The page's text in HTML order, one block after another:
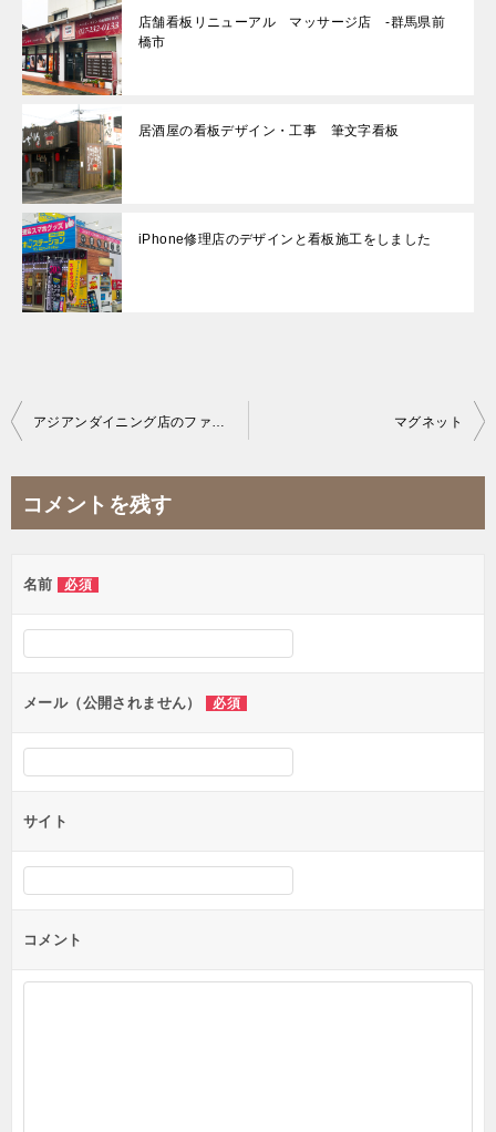
店舗看板リニューアル マッサージ店 -群馬県前
橋市
居酒屋の看板デザイン・工事 筆文字看板
iPhone修理店のデザインと看板施工をしました
投
ビ
ー
シ
ョ
ン
マグネット
コメントを残す
名前 必須
メール（公開されません） 必須
サイト
コメント